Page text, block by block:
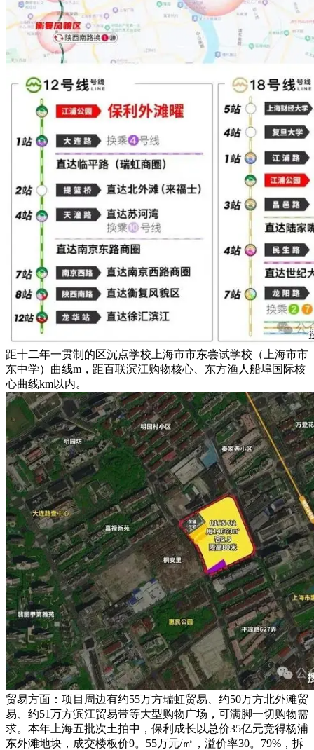
距十二年一贯制的区沉点学校上海市市东尝试学校（上海市市
东中学）曲线m，距百联滨江购物核心、东方渔人船埠国际核
心曲线km以内。
贸易方面：项目周边有约55万方瑞虹贸易、约50万方北外滩贸
易、约51万方滨江贸易带等大型购物广场，可满脚一切购物需
求。本年上海五批次土拍中，保利成长以总价35亿元竞得杨浦
东外滩地块，成交楼板价9。55万元/㎡，溢价率30。79%，拆